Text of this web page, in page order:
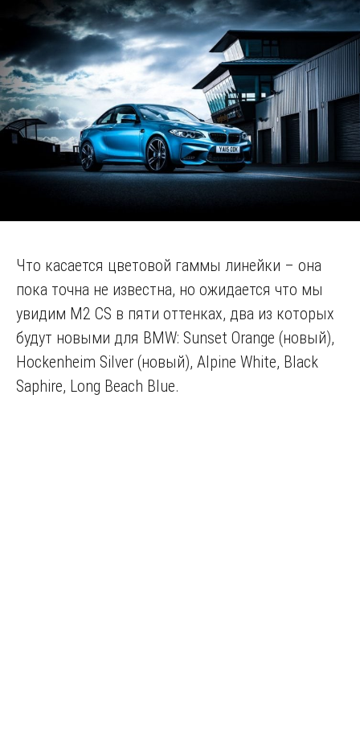
Что касается цветовой гаммы линейки – она
пока точна не известна, но ожидается что мы
увидим M2 CS в пяти оттенках, два из которых
будут новыми для BMW: Sunset Orange (новый),
Hockenheim Silver (новый), Alpine White, Black
Saphire, Long Beach Blue.